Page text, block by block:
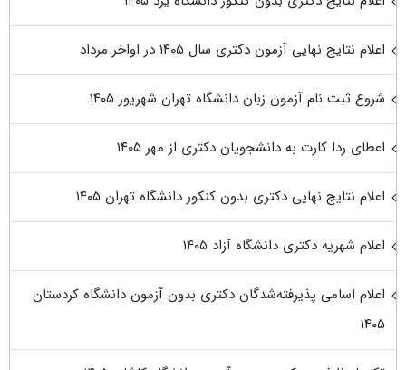
اعلام نتایج نهایی آزمون دکتری سال ۱۴۰۵ در اواخر مرداد
شروع ثبت نام آزمون زبان دانشگاه تهران شهریور ۱۴۰۵
اعطای ردا کارت به دانشجویان دکتری از مهر ۱۴۰۵
اعلام نتایج نهایی دکتری بدون کنکور دانشگاه تهران ۱۴۰۵
اعلام شهریه دکتری دانشگاه آزاد ۱۴۰۵
اعلام اسامی پذیرفته‌شدگان دکتری بدون آزمون دانشگاه کردستان
۱۴۰۵